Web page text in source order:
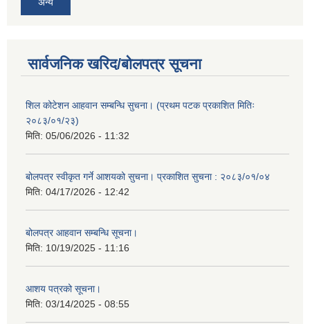
अन्य
सार्वजनिक खरिद/बोलपत्र सूचना
शिल कोटेशन आहवान सम्बन्धि सुचना। (प्रथम पटक प्रकाशित मितिः
२०८३/०१/२३)
मिति: 05/06/2026 - 11:32
बोलपत्र स्वीकृत गर्ने आशयको सुचना। प्रकाशित सुचना : २०८३/०१/०४
मिति: 04/17/2026 - 12:42
बोलपत्र आहवान सम्बन्धि सूचना।
मिति: 10/19/2025 - 11:16
आशय पत्रको सूचना।
मिति: 03/14/2025 - 08:55